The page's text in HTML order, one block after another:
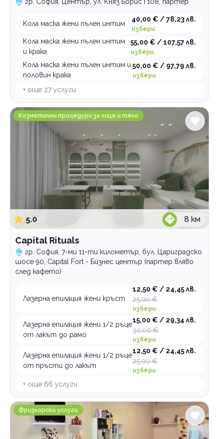
Кола маска жени пълен интим
40,00 € / 78,23 лв.
избери
Кола маска жени пълен интим
и крака
55,00 € / 107,57 лв.
избери
Кола маска жени пълен интим и
половин крака
50,00 € / 97,79 лв.
избери
+ още 27 услуги
Capital Rituals
Козметични процедури за лице и тяло
5.0 8 км
Capital Rituals
гр. София, 7-ми 11-ти километър, бул. Цариградско
шосе 90, Capital Fort - Бизнес център (партер вляво
след кафето)
Лазерна епилация жени кръст
12,50 € / 24,45 лв.
25,00 €
избери
Лазерна епилация жени 1/2 ръце
от лакът до рамо
15,00 € / 29,34 лв.
30,00 €
избери
Лазерна епилация жени 1/2 ръце
от пръсти до лакът
12,50 € / 24,45 лв.
25,00 €
избери
+ още 66 услуги
MS Beauty House
Фризьорски услуги